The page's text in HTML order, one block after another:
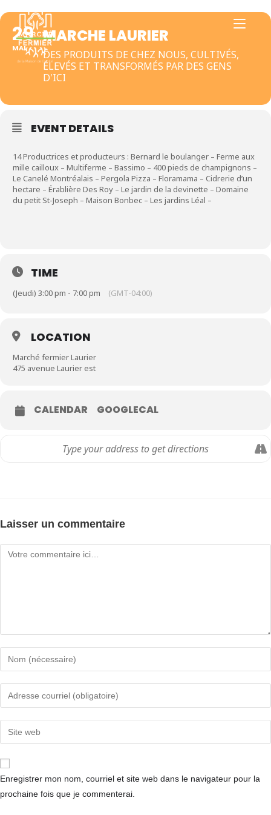
29
MAI
MARCHE LAURIER
DES PRODUITS DE CHEZ NOUS, CULTIVÉS,
ÉLEVÉS ET TRANSFORMÉS PAR DES GENS
D'ICI
EVENT DETAILS
14 Productrices et producteurs : Bernard le boulanger – Ferme aux
mille cailloux – Multiferme – Bassimo – 400 pieds de champignons –
Le Canelé Montréalais – Pergola Pizza – Floramama – Cidrerie d’un
hectare – Érablière Des Roy – Le jardin de la devinette – Domaine
du petit St-Joseph – Maison Bonbec – Les jardins Léal –
TIME
(Jeudi) 3:00 pm - 7:00 pm (GMT-04:00)
LOCATION
Marché fermier Laurier
475 avenue Laurier est
CALENDAR GOOGLECAL
Laisser un commentaire
Enregistrer mon nom, courriel et site web dans le navigateur pour la
prochaine fois que je commenterai.